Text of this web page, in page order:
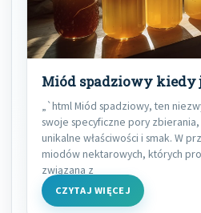
Miód spadziowy kiedy
„`html Miód spadziowy, ten
swoje specyficzne pory
unikalne właściwości i smak. W
miodów nektarowych, których
związana z
CZYTAJ WIĘCEJ